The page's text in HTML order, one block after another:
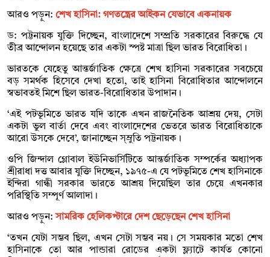
আরও পড়ুন: শেখ হাসিনা: গণতন্ত্রের আইকন যেভাবে একনায়ক
ড: পট্টনায়ক যুক্তি দিচ্ছেন, বাংলাদেশে সম্প্রতি সরকারের বিরুদ্ধে যে
তীব্র আন্দোলন হয়েছে তার একটা স্পষ্ট মাত্রা ছিল ভারত বিরোধিতা।
ভারতকে যেহেতু আন্তর্জাতিক ক্ষেত্রে শেখ হাসিনা সরকারের সবচেয়ে
বড় সমর্থক হিসেবে দেখা হতো, তাই হাসিনা বিরোধিতার আন্দোলনে
স্বভাবতই মিশে ছিল ভারত-বিরোধিতার উপাদান।
‘এই পটভূমিতে ভারত যদি তাকে এখন রাজনৈতিক আশ্রয় দেয়, সেটা
একটা ভুল বার্তা দেবে এবং বাংলাদেশের ভেতরে ভারত বিরোধিতাকে
আরো উসকে দেবে’, জানাচ্ছেন স্ম্রুতি পট্টনায়ক।
ওপি জিন্দাল গ্লোবাল ইউনিভার্সিটিতে আন্তর্জাতিক সম্পর্কের অধ্যাপক
শ্রীরাধা দত্ত আবার যুক্তি দিচ্ছেন, ১৯৭৫-এ যে পটভূমিতে শেখ হাসিনাকে
ইন্দিরা গান্ধী সরকার ভারতে আশ্রয় দিয়েছিল তার চেয়ে এখনকার
পরিস্থিতি সম্পূর্ণ আলাদা।
আরও পড়ুন:সামরিক হেলিকপ্টারে দেশ ছেড়েছেন শেখ হাসিনা
‘তখন যেটা সম্ভব ছিল, এখন সেটা সম্ভব নয়। সে সময়কার মতো শেখ
হাসিনাকে তো আর পান্ডারা রোডের একটা ফ্ল্যাটে কার্যত কোনো